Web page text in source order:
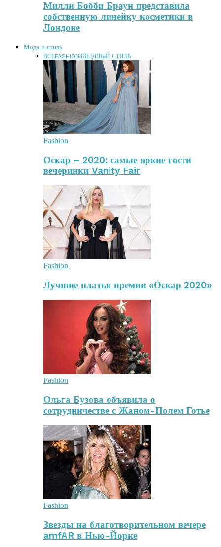
Милли Бобби Браун представила
собственную линейку косметики в
Лондоне
Мода и стиль
ВСЕFASHIONЗВЕЗДНЫЙ СТИЛЬ
Fashion
Оскар – 2020: самые яркие гости
вечеринки Vanity Fair
Fashion
Лучшие платья премии «Оскар 2020»
Fashion
Ольга Бузова объявила о
сотрудничестве с Жаном-Полем Готье
Fashion
Звезды на благотворительном вечере
amfAR в Нью-Йорке